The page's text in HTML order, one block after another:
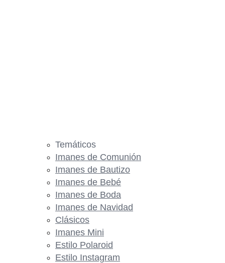
Temáticos
Imanes de Comunión
Imanes de Bautizo
Imanes de Bebé
Imanes de Boda
Imanes de Navidad
Clásicos
Imanes Mini
Estilo Polaroid
Estilo Instagram